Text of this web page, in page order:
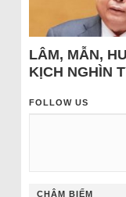
LÂM, MẪN,
KỊCH NGHÌN
FOLLOW US
CHÂM BIẾM